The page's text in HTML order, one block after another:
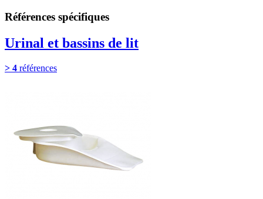
Références spécifiques
Urinal et bassins de lit
> 4 références